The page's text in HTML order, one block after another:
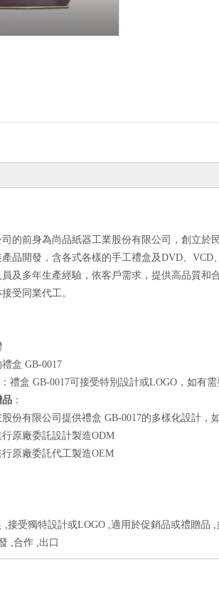
的前身為尚品紙器工業股份有限公司，創立於
品開發，含各式各樣的手工禮盒及DVD、VCD
及多年生產經驗，依客戶需求，提供高品質和
受同業代工。
禮盒 GB-0017
：禮盒 GB-0017可接受特別設計或LOGO，如有
品 ：
股份有限公司提供禮盒 GB-0017的多樣化設計，
原廠委託設計製造ODM
原廠委託代工製造OEM
,接受獨特設計或LOGO ,適用於促銷品或禮贈
,合作 ,出口